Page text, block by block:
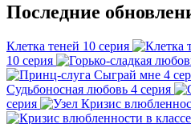
Последние
Клетка теней 10 серия
10 серия
Сыграй мне 4
Судьбоносная любовь 4 серия
серия
Кризис